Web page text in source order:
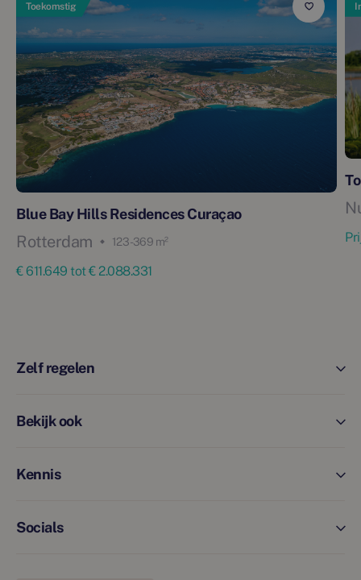
Toekomstig
Blue Bay Hills Residences Curaçao
Rotterdam 123 - 369 m²
€ 611.649 tot € 2.088.331
Zelf regelen
Bekijk ook
Kennis
Socials